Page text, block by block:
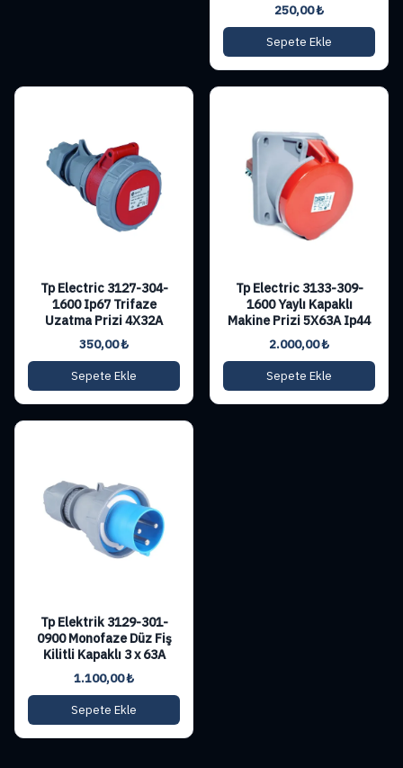
250,00₺
Sepete Ekle
Tp Electric 3127-304-
1600 Ip67 Trifaze
Uzatma Prizi 4X32A
350,00₺
Sepete Ekle
Tp Electric 3133-309-
1600 Yaylı Kapaklı
Makine Prizi 5X63A Ip44
2.000,00₺
Sepete Ekle
Tp Elektrik 3129-301-
0900 Monofaze Düz Fiş
Kilitli Kapaklı 3 x 63A
1.100,00₺
Sepete Ekle